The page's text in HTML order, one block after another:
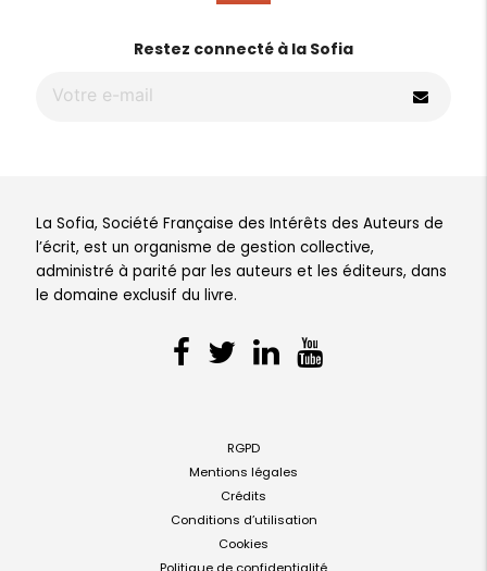
Restez connecté à la Sofia
La Sofia, Société Française des Intérêts des Auteurs de
l’écrit, est un organisme de gestion collective,
administré à parité par les auteurs et les éditeurs, dans
le domaine exclusif du livre.
RGPD
Mentions légales
Crédits
Conditions d’utilisation
Cookies